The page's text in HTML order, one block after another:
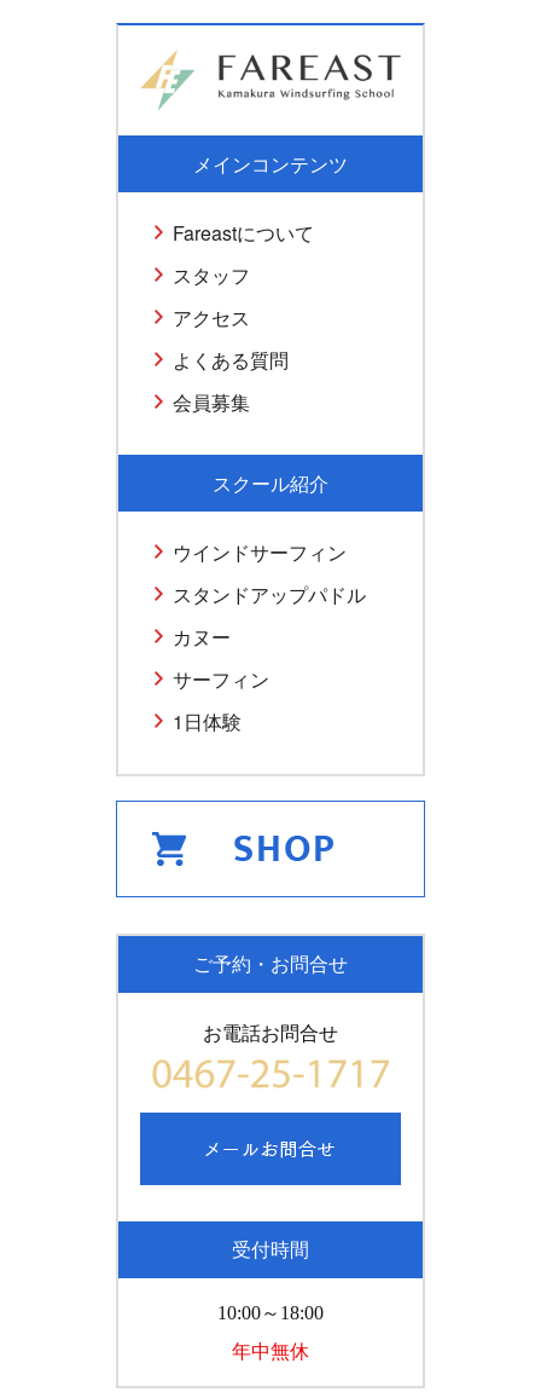
メインコンテンツ
Fareastについて
スタッフ
アクセス
よくある質問
会員募集
スクール紹介
ウインドサーフィン
スタンドアップパドル
カヌー
サーフィン
1日体験
ご予約・お問合せ
お電話お問合せ
受付時間
10:00～18:00
年中無休